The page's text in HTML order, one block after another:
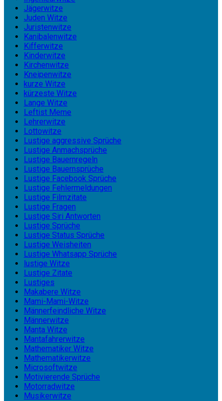
Jägerwitze
Juden Witze
Juristenwitze
Kanibalenwitze
Kifferwitze
Kinderwitze
Kirchenwitze
Kneipenwitze
kurze Witze
kürzeste Witze
Lange Witze
Leftist Meme
Lehrerwitze
Lottowitze
Lustige aggressive Sprüche
Lustige Anmachsprüche
Lustige Bauernregeln
Lustige Bauernsprüche
Lustige Facebook Sprüche
Lustige Fehlermeldungen
Lustige Filmzitate
Lustige Fragen
Lustige Siri Antworten
Lustige Sprüche
Lustige Status Sprüche
Lustige Weisheiten
Lustige Whatsapp Sprüche
lustige Witze
Lustige Zitate
Lustiges
Makabere Witze
Mami-Mami-Witze
Männerfeindliche Witze
Männerwitze
Manta Witze
Mantafahrerwitze
Mathematiker Witze
Mathematikerwitze
Microsoftwitze
Motivierende Sprüche
Motorradwitze
Musikerwitze